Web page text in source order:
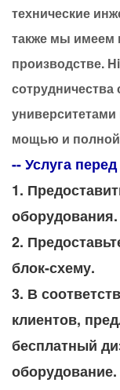
технические
также мы имеем
производстве.
мощью и полной
-- Услуга
1.
оборудования.
2.
блок-схему.
3. В
клиентов,
бесплатный
оборудование.